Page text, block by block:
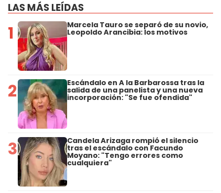
LAS MÁS LEÍDAS
1 Marcela Tauro se separó de su novio,
Leopoldo Arancibia: los motivos
2 Escándalo en A la Barbarossa tras la
salida de una panelista y una nueva
incorporación: "Se fue ofendida"
3 Candela Arizaga rompió el silencio
tras el escándalo con Facundo
Moyano: "Tengo errores como
cualquiera"